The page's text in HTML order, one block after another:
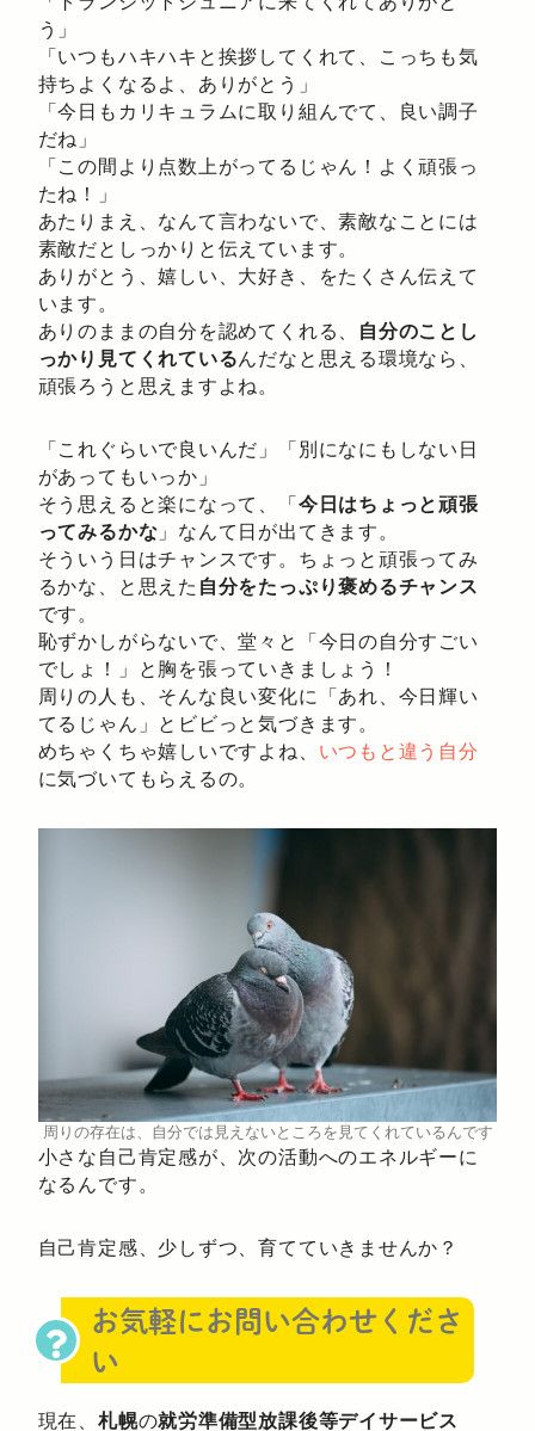
う」
「いつもハキハキと挨拶してくれて、こっちも気
持ちよくなるよ、ありがとう」
「今日もカリキュラムに取り組んでて、良い調子
だね」
「この間より点数上がってるじゃん！よく頑張っ
たね！」
あたりまえ、なんて言わないで、素敵なことには
素敵だとしっかりと伝えています。
ありがとう、嬉しい、大好き、をたくさん伝えて
います。
ありのままの自分を認めてくれる、 自分のことし
っかり見てくれているんだなと思える環境なら、
頑張ろうと思えますよね。
「これぐらいで良いんだ」「別になにもしない日
があってもいっか」
そう思えると楽になって、「今日はちょっと頑張
ってみるかな 」なんて日が出てきます。
そういう日はチャンスです。ちょっと頑張ってみ
るかな、と思えた 自分をたっぷり褒めるチャンス
です。
恥ずかしがらないで、堂々と「今日の自分すごい
でしょ！」と胸を張っていきましょう！
周りの人も、そんな良い変化に「あれ、今日輝い
てるじゃん」とビビっと気づきます。
めちゃくちゃ嬉しいですよね、 いつもと違う自分
に気づいてもらえるの。
周りの存在は、自分では見えないところを見てくれているんです
小さな自己肯定感が、次の活動へのエネルギーに
なるんです。
自己肯定感、少しずつ、育てていきませんか？
お気軽にお問い合わせくださ
い
現在、 札幌の就労準備型放課後等デイサービス